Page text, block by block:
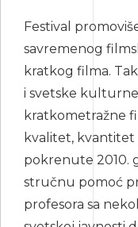
Festival
savremenog
kratkog filma.
i svetske
kratkometražne
kvalitet, kvantitet
pokrenute 2010.
stručnu pomoć
profesora sa